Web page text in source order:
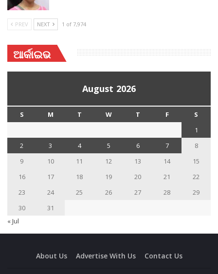
PREV NEXT 1 of 7,974
ଆର୍କାଇଭ
August 2026
S M T W T F
S
1
2
3 4 5 6 7
8
9
10 11 12 13 14
15
16
17 18 19 20 21
22
23
24 25 26 27 28
29
30
31
« Jul
About Us Advertise With Us Contact Us